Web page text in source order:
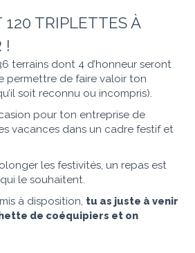
120 TRIPLETTES À
!
terrains dont 4 d’honneur seront
permettre de faire valoir ton
soit reconnu ou incompris).
pour ton entreprise de
vacances dans un cadre festif et
les festivités, un repas est
le souhaitent.
à disposition, tu as juste à venir
de coéquipiers et on